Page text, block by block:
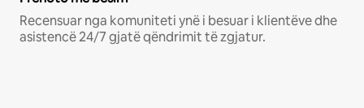
Recensuar nga komuniteti ynë i besuar i klientëve dhe
asistencë 24/7 gjatë qëndrimit të zgjatur.